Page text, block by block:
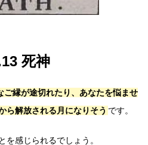
死神
ご縁が途切れたり、あなたを悩ませ
ら解放される月になりそう です。
を感じられるでしょう。